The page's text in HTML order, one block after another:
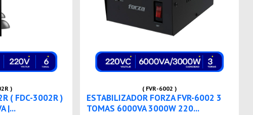
)
( FDC-3002R )
|...
( FVR-6002 )
ESTABILIZADOR FORZA FVR-6002 3
TOMAS 6000VA 3000W 220...